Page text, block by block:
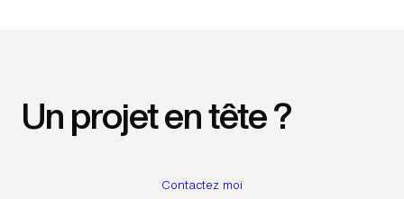
Un projet en tête ?
Contactez moi